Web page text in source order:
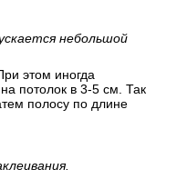
небольшой
этом иногда
потолок в 3-5 см. Так
полосу по длине